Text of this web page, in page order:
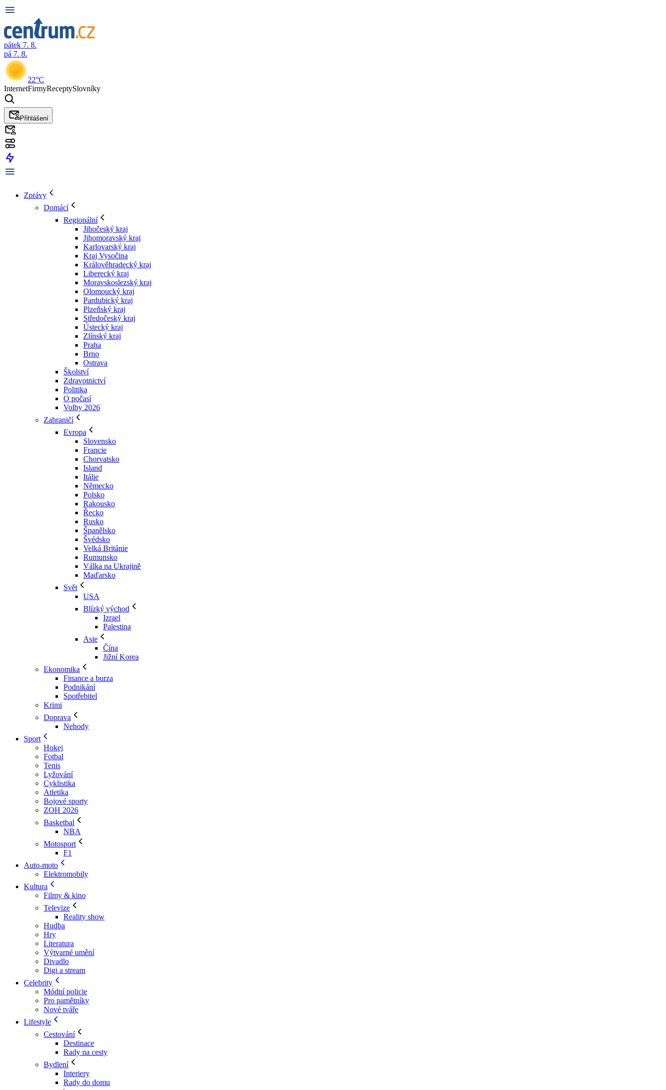
pátek 7. 8.
pá 7. 8.
22°C
InternetFirmyReceptySlovníky
Přihlášení
Zprávy
Domácí
Regionální
Jihočeský kraj
Jihomoravský kraj
Karlovarský kraj
Kraj Vysočina
Králověhradecký kraj
Liberecký kraj
Moravskoslezský kraj
Olomoucký kraj
Pardubický kraj
Plzeňský kraj
Středočeský kraj
Ústecký kraj
Zlínský kraj
Praha
Brno
Ostrava
Školství
Zdravotnictví
Politika
O počasí
Volby 2026
Zahraničí
Evropa
Slovensko
Francie
Chorvatsko
Island
Itálie
Německo
Polsko
Rakousko
Řecko
Rusko
Španělsko
Švédsko
Velká Británie
Rumunsko
Válka na Ukrajině
Maďarsko
Svět
USA
Blízký východ
Izrael
Palestina
Asie
Čína
Jižní Korea
Ekonomika
Finance a burza
Podnikání
Spotřebitel
Krimi
Doprava
Nehody
Sport
Hokej
Fotbal
Tenis
Lyžování
Cyklistika
Atletika
Bojové sporty
ZOH 2026
Basketbal
NBA
Motosport
F1
Auto-moto
Elektromobily
Kultura
Filmy & kino
Televize
Reality show
Hudba
Hry
Literatura
Výtvarné umění
Divadlo
Digi a stream
Celebrity
Módní policie
Pro pamětníky
Nové tváře
Lifestyle
Cestování
Destinace
Rady na cesty
Bydlení
Interiery
Rady do domu